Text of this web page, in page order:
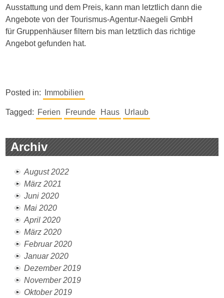
Ausstattung und dem Preis, kann man letztlich dann die
Angebote von der Tourismus-Agentur-Naegeli GmbH
für Gruppenhäuser filtern bis man letztlich das richtige
Angebot gefunden hat.
Posted in: Immobilien
Tagged: Ferien Freunde Haus Urlaub
Archiv
August 2022
März 2021
Juni 2020
Mai 2020
April 2020
März 2020
Februar 2020
Januar 2020
Dezember 2019
November 2019
Oktober 2019